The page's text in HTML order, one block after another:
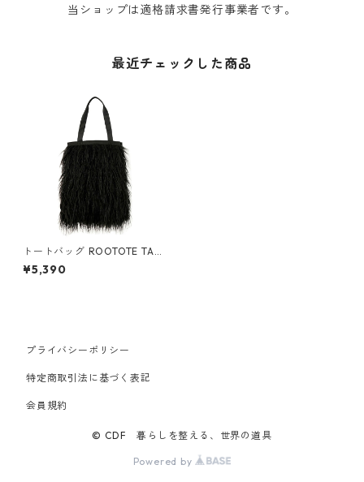
当ショップは適格請求書発行事業者です。
最近チェックした商品
トートバッグ ROOTOTE TALL
moket-A 1196 ルートート EU.
トール.モケット ブラック
¥5,390
プライバシーポリシー
特定商取引法に基づく表記
会員規約
© CDF 暮らしを整える、世界の道具
Powered by